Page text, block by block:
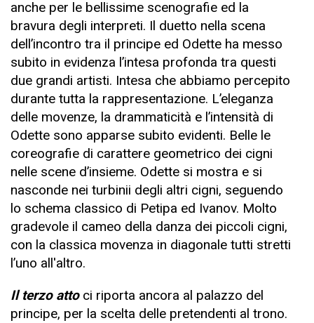
anche per le bellissime scenografie ed la
bravura degli interpreti. Il duetto nella scena
dell’incontro tra il principe ed Odette ha messo
subito in evidenza l’intesa profonda tra questi
due grandi artisti. Intesa che abbiamo percepito
durante tutta la rappresentazione. L’eleganza
delle movenze, la drammaticità e l’intensità di
Odette sono apparse subito evidenti. Belle le
coreografie di carattere geometrico dei cigni
nelle scene d’insieme. Odette si mostra e si
nasconde nei turbinii degli altri cigni, seguendo
lo schema classico di Petipa ed Ivanov. Molto
gradevole il cameo della danza dei piccoli cigni,
con la classica movenza in diagonale tutti stretti
l’uno all'altro.
Il terzo attoci riporta ancora al palazzo del
principe, per la scelta delle pretendenti al trono.